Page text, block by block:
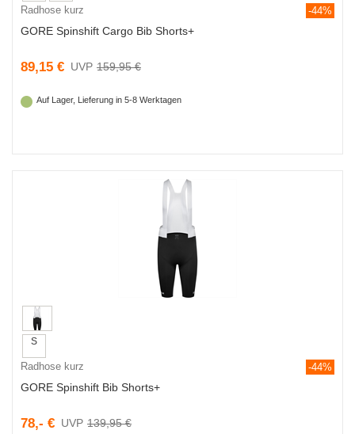
Radhose kurz -44%
GORE Spinshift Cargo Bib Shorts+
89,15 € 159,95 €
Auf Lager, Lieferung in 5-8 Werktagen
S
Radhose kurz -44%
GORE Spinshift Bib Shorts+
78,- € 139,95 €